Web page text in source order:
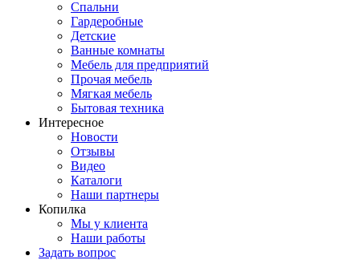
Спальни
Гардеробные
Детские
Ванные комнаты
Мебель для предприятий
Прочая мебель
Мягкая мебель
Бытовая техника
Интересное
Новости
Отзывы
Видео
Каталоги
Наши партнеры
Копилка
Мы у клиента
Наши работы
Задать вопрос